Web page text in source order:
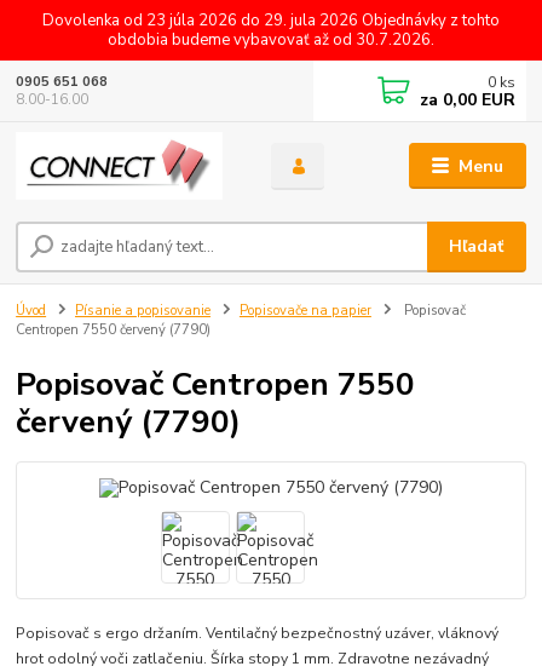
Dovolenka od 23 júla 2026 do 29. jula 2026 Objednávky z tohto
obdobia budeme vybavovať až od 30.7.2026.
Menu
Hľadať
0905 651 068
8.00-16.00
0 ks
za 0,00 EUR
Úvod Písanie a popisovanie Popisovače na papier
Popisovač
Centropen 7550 červený (7790)
Popisovač Centropen 7550
červený (7790)
Popisovač s ergo držaním. Ventilačný bezpečnostný uzáver, vláknový
hrot odolný voči zatlačeniu. Šírka stopy 1 mm. Zdravotne nezávadný